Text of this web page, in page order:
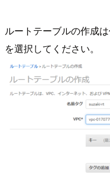
ルートテーブルの作成
を選択してください。